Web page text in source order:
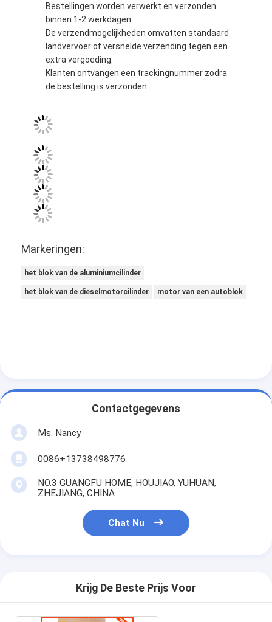
Bestellingen worden verwerkt en verzonden
binnen 1-2 werkdagen.
De verzendmogelijkheden omvatten standaard
landvervoer of versnelde verzending tegen een
extra vergoeding.
Klanten ontvangen een trackingnummer zodra
de bestelling is verzonden.
Markeringen:
het blok van de aluminiumcilinder
het blok van de dieselmotorcilinder motor van een autoblok
Contactgegevens
Ms. Nancy
0086+13738498776
NO.3 GUANGFU HOME, HOUJIAO, YUHUAN,
ZHEJIANG, CHINA
Chat Nu
Krijg De Beste Prijs Voor